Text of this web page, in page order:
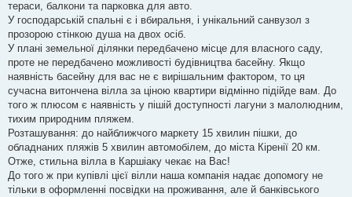
тераси, балкони та парковка для авто.
У господарській спальні є і вбиральня, і унікальний санвузол з
прозорою стінкою душа на двох осіб.
У плані земельної ділянки передбачено місце для власного саду,
проте не передбачено можливості будівництва басейну. Якщо
наявність басейну для вас не є вирішальним фактором, то ця
сучасна витончена вілла за ціною квартири відмінно підійде вам. До
того ж плюсом є наявність у пішій доступності лагуни з малолюдним,
тихим природним пляжем.
Розташування: до найближчого маркету 15 хвилин пішки, до
обладнаних пляжів 5 хвилин автомобілем, до міста Кіренії 20 км.
Отже, стильна вілла в Каршіаку чекає на Вас!
До того ж при купівлі цієї вілли наша компанія надає допомогу не
тільки в оформленні посвідки на проживання, але й банківського